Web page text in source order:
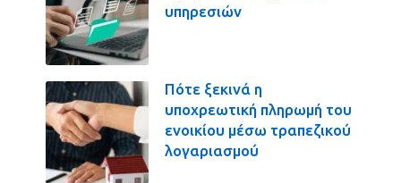
υπηρεσιών
Πότε ξεκινά η
υποχρεωτική πληρωμή του
ενοικίου μέσω τραπεζικού
λογαριασμού